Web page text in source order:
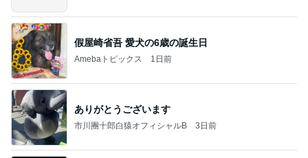
假屋崎省吾 愛犬の6歳の誕生日
Amebaトピックス 1日前
ありがとうございます
市川團十郎白猿オフィシャルB 3日前